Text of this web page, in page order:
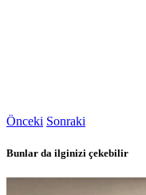
Önceki Sonraki
Bunlar da ilginizi çekebilir